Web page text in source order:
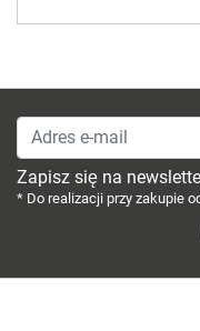
Adres e-mail
Zapisz się na
* Do realizacji przy zakupie